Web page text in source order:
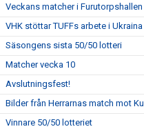
Veckans matcher i Furutorpshallen
VHK stöttar TUFFs arbete i Ukraina
Säsongens sista 50/50 lotteri
Matcher vecka 10
Avslutningsfest!
Bilder från Herrarnas match mot
Vinnare 50/50 lotteriet